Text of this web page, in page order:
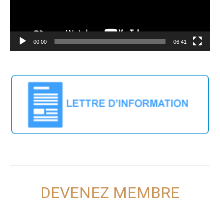
00:00 06:41
DEVENEZ MEMBRE